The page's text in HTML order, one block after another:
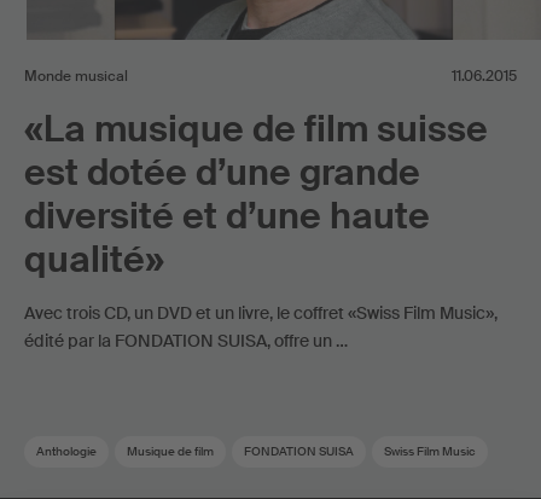
Monde musical 11.06.2015
«La musique de film suisse
est dotée d’une grande
diversité et d’une haute
qualité»
Avec trois CD, un DVD et un livre, le coffret «Swiss Film Music»,
édité par la FONDATION SUISA, offre un …
Anthologie Musique de film FONDATION SUISA Swiss Film Music